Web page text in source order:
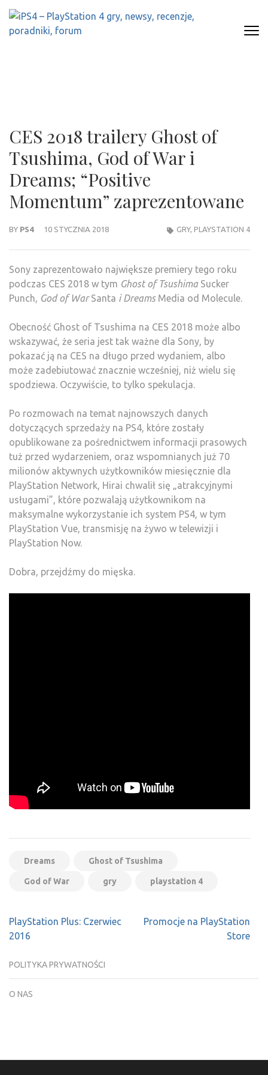
Skip
content
CES 2018 trailery Ghost of
Tsushima, God of War i
Dreams; “Positive
Momentum” zaprezentowane
BY PS4 10 STYCZNIA 2018 GRY, PLAYSTATION 4
Sony zaprezentowało największe premiery tego roku
podczas CES 2018 w tym Ghost of Tsushima Sucker
Punch, God of WarSanta i DreamsMedia od Molecule.
Obecność Ghost of Tsushima na CES 2018 może albo
wskazywać, że seria jest tak ważne dla Sony, by
pokazać ją na CES na długo przed wydaniem, albo
może zadebiutować znacznie wcześniej, niż wielu się
spodziewa. Oczywiście, to tylko spekulacja.
Po rozmowach na temat najnowszych danych
dotyczących sprzedaży na PS4, które zostały
opublikowane za pośrednictwem informacji prasowych
tuż przed wydarzeniem, oraz wspomnianych już 70
milionów aktywnych użytkowników miesięcznie dla
PlayStation Network, Hirai chwalił się „atrakcyjnymi
usługami”, które pozwalają użytkownikom na
maksymalne wykorzystanie ich system PS4, w tym
PlayStation Vue, transmisję na żywo w telewizji i
PlayStation Now.
Dobra, przejdźmy do mięska.
Dreams Ghost of Tsushima
God of War gry playstation 4
Nawigacja
wpisu
PlayStation Plus: Czerwiec
2016
Promocje na PlayStation
Store
POLITYKA PRYWATNOŚCI
O NAS